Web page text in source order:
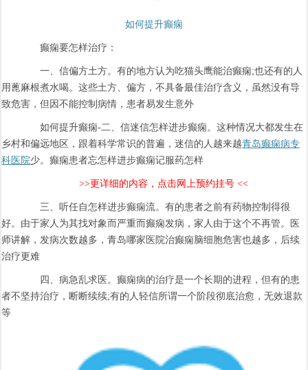
如何提升癫痫
癫痫要怎样治疗：
一、信偏方土方。有的地方认为吃猫头鹰能治癫痫;也还有的人
用蓖麻根煮水喝。这些土方、偏方，不具备最佳治疗含义，虽然没有导
致危害，但因不能控制病情，患者易发生意外
如何提升癫痫-二、信迷信怎样进步癫痫。这种情况大都发生在
乡村和偏远地区，跟着科学常识的普遍，迷信的人越来越青岛癫痫病专
科医院少。癫痫患者忘怎样进步癫痫记服药怎样
>>更详细的内容，点击网上预约挂号 <<
三、听任自怎样进步癫痫流。有的患者之前有药物控制得很
好。由于家人为其找对象而严重而癫痫发病，家人由于这个不再管。医
师讲解，发病次数越多，青岛哪家医院治癫痫脑细胞危害也越多，后续
治疗更难
四、病急乱求医。癫痫病的治疗是一个长期的进程，但有的患
者不坚持治疗，断断续续;有的人轻信所谓一个阶段彻底治愈，无效退款
等